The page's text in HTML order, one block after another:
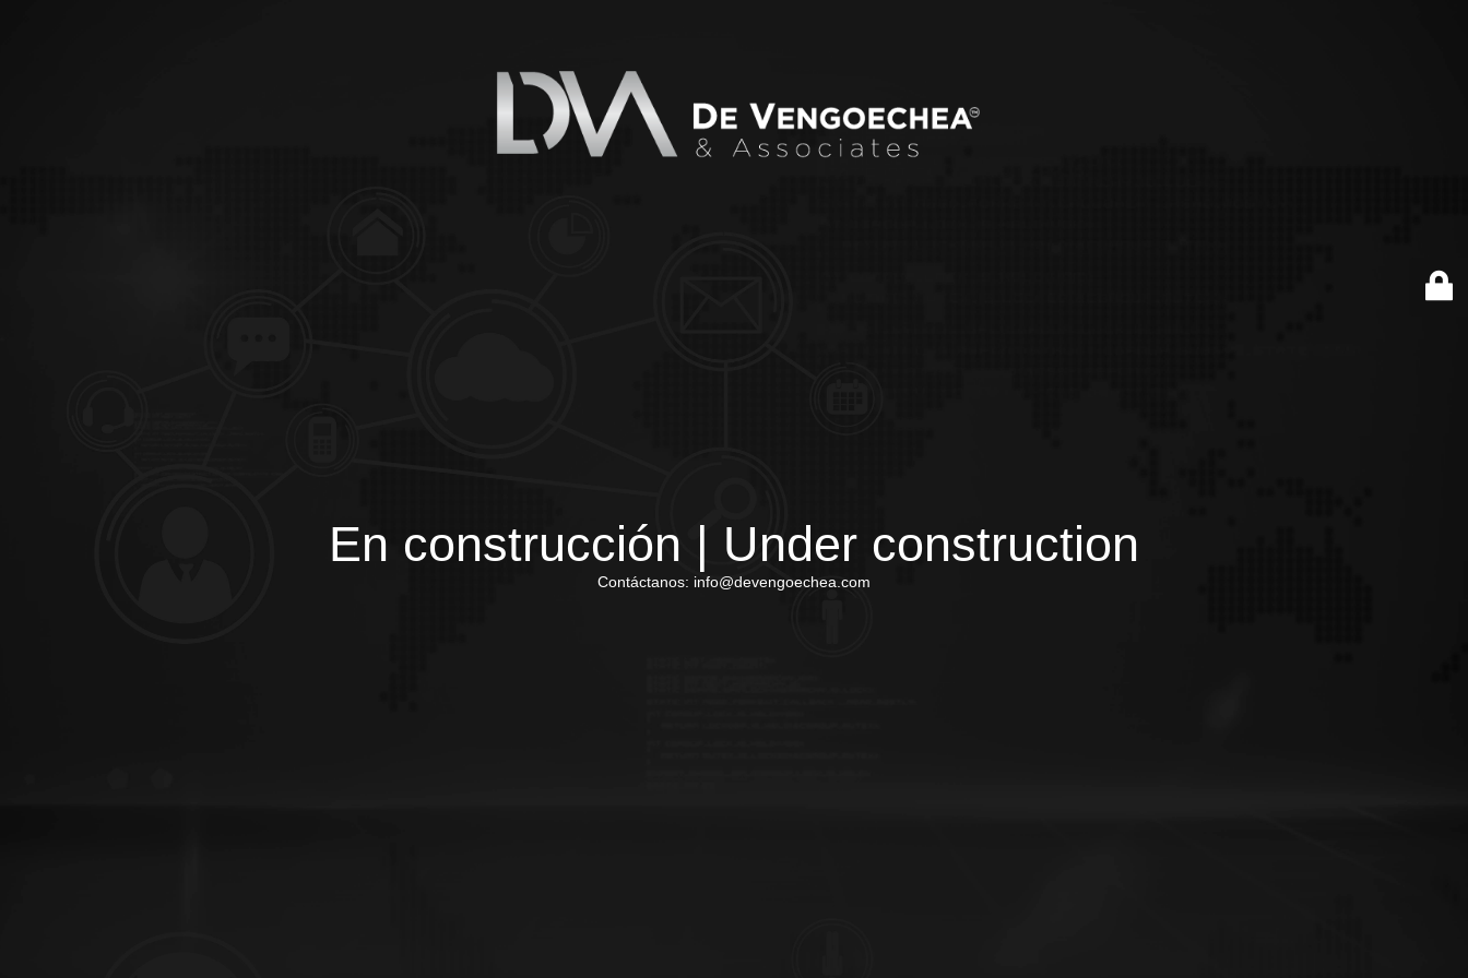
En construcción | Under construction
Contáctanos: info@devengoechea.com